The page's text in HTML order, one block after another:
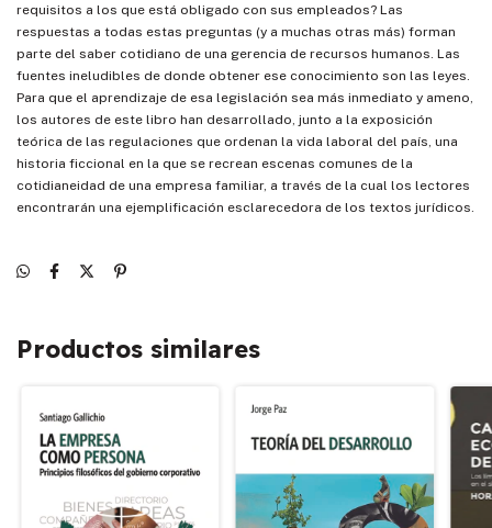
requisitos a los que está obligado con sus empleados? Las
respuestas a todas estas preguntas (y a muchas otras más) forman
parte del saber cotidiano de una gerencia de recursos humanos. Las
fuentes ineludibles de donde obtener ese conocimiento son las leyes.
Para que el aprendizaje de esa legislación sea más inmediato y ameno,
los autores de este libro han desarrollado, junto a la exposición
teórica de las regulaciones que ordenan la vida laboral del país, una
historia ficcional en la que se recrean escenas comunes de la
cotidianeidad de una empresa familiar, a través de la cual los lectores
encontrarán una ejemplificación esclarecedora de los textos jurídicos.
Productos similares